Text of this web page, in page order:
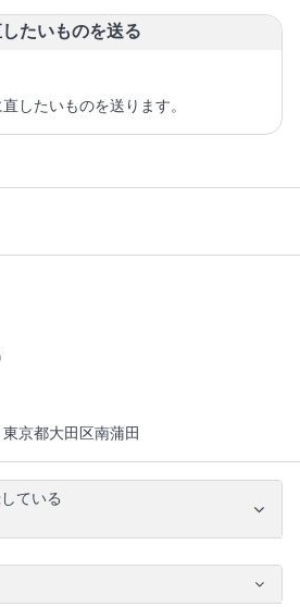
たいものを送る
したいものを送ります。
東京都大田区南蒲田
ている